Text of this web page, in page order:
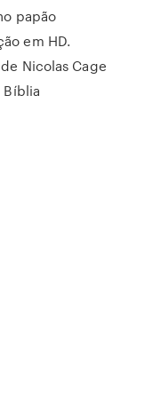
papão
em HD.
Nicolas Cage
Bíblia